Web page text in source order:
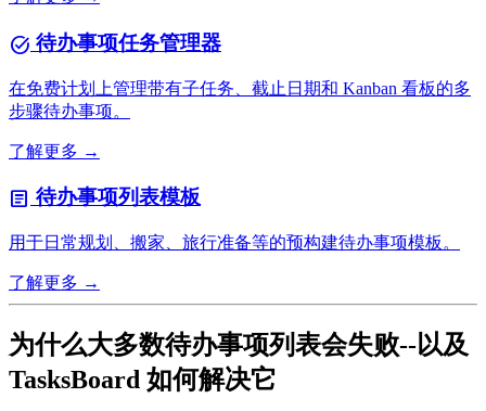
task_alt 待办事项任务管理器
在免费计划上管理带有子任务、截止日期和 Kanban 看板的多
步骤待办事项。
了解更多 →
article 待办事项列表模板
用于日常规划、搬家、旅行准备等的预构建待办事项模板。
了解更多 →
为什么大多数待办事项列表会失败--以及
TasksBoard 如何解决它